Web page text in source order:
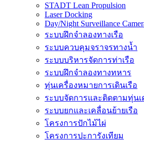
STADT Lean Propulsion
Laser Docking
Day/Night Surveillance
ระบบฝึกจำลองทางเรือ
ระบบควบคุมจราจรทางน้ำ
ระบบบริหารจัดการท่าเรือ
ระบบฝึกจำลองทางทหาร
ทุ่นเครื่องหมายการเดินเรือ
ระบบจัดการและติดตามทุ่นเ
ระบบยกและเคลื่อนย้ายเรือ
โครงการปักไม้ไผ่
โครงการปะการังเทียม